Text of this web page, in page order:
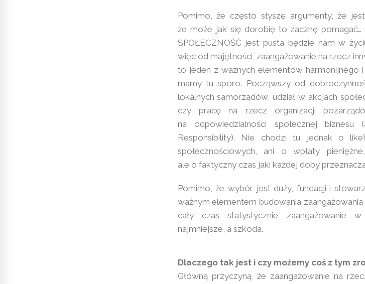
Pomimo, że często słyszę argumenty, że
że może jak się dorobię to zacznę
SPOŁECZNOŚĆ jest pusta będzie nam w
więc od majętności, zaangażowanie na rzecz
to jeden z ważnych elementów harmonijnego
mamy tu sporo. Począwszy od
lokalnych samorządów, udział w akcjach
czy pracę na rzecz organizacji
na odpowiedzialności społecznej
Responsibility). Nie chodzi tu jednak o
społecznościowych, ani o wpłaty
ale o faktyczny czas jaki każdej doby
Pomimo, że wybór jest duży, fundacji i
ważnym elementem budowania
cały czas statystycznie zaangażowanie
najmniejsze, a szkoda.
Dlaczego tak jest i czy możemy coś z tym
Główną przyczyną, że zaangażowanie na